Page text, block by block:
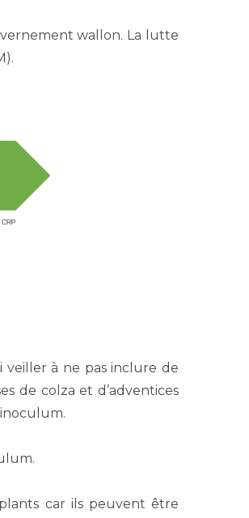
wallon. La lutte
veiller à ne pas inclure de
de colza et d’adventices
car ils peuvent être